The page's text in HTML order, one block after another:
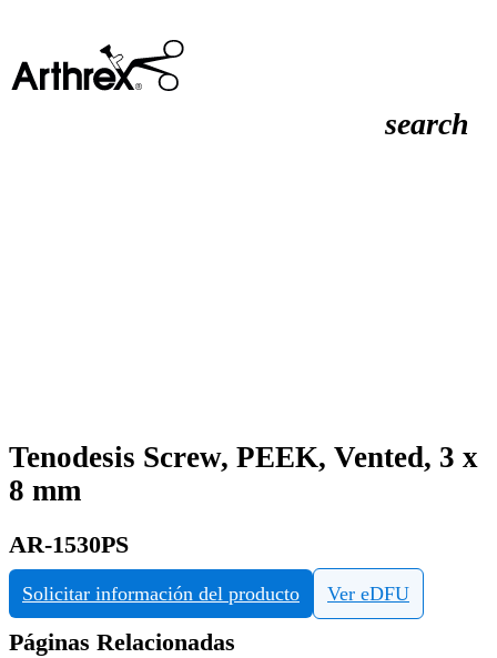
search
Tenodesis Screw, PEEK, Vented, 3 x
8 mm
AR-1530PS
Solicitar información del producto Ver eDFU
Páginas Relacionadas